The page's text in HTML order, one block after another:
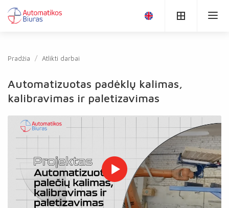
Pradžia Atlikti darbai
Automatizuotas padėklų kalimas,
kalibravimas ir paletizavimas